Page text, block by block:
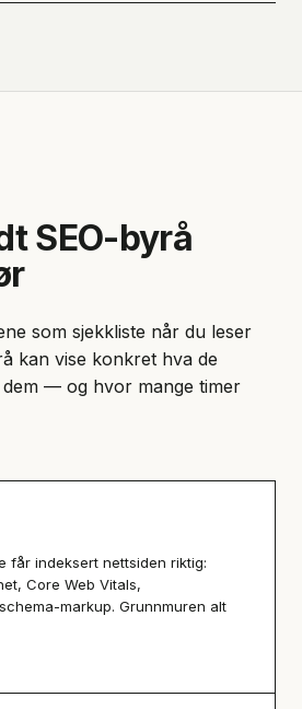
SEO-byrå
som sjekkliste når du leser
kan vise konkret hva de
— og hvor mange timer
får indeksert nettsiden riktig:
Core Web Vitals,
markup. Grunnmuren alt